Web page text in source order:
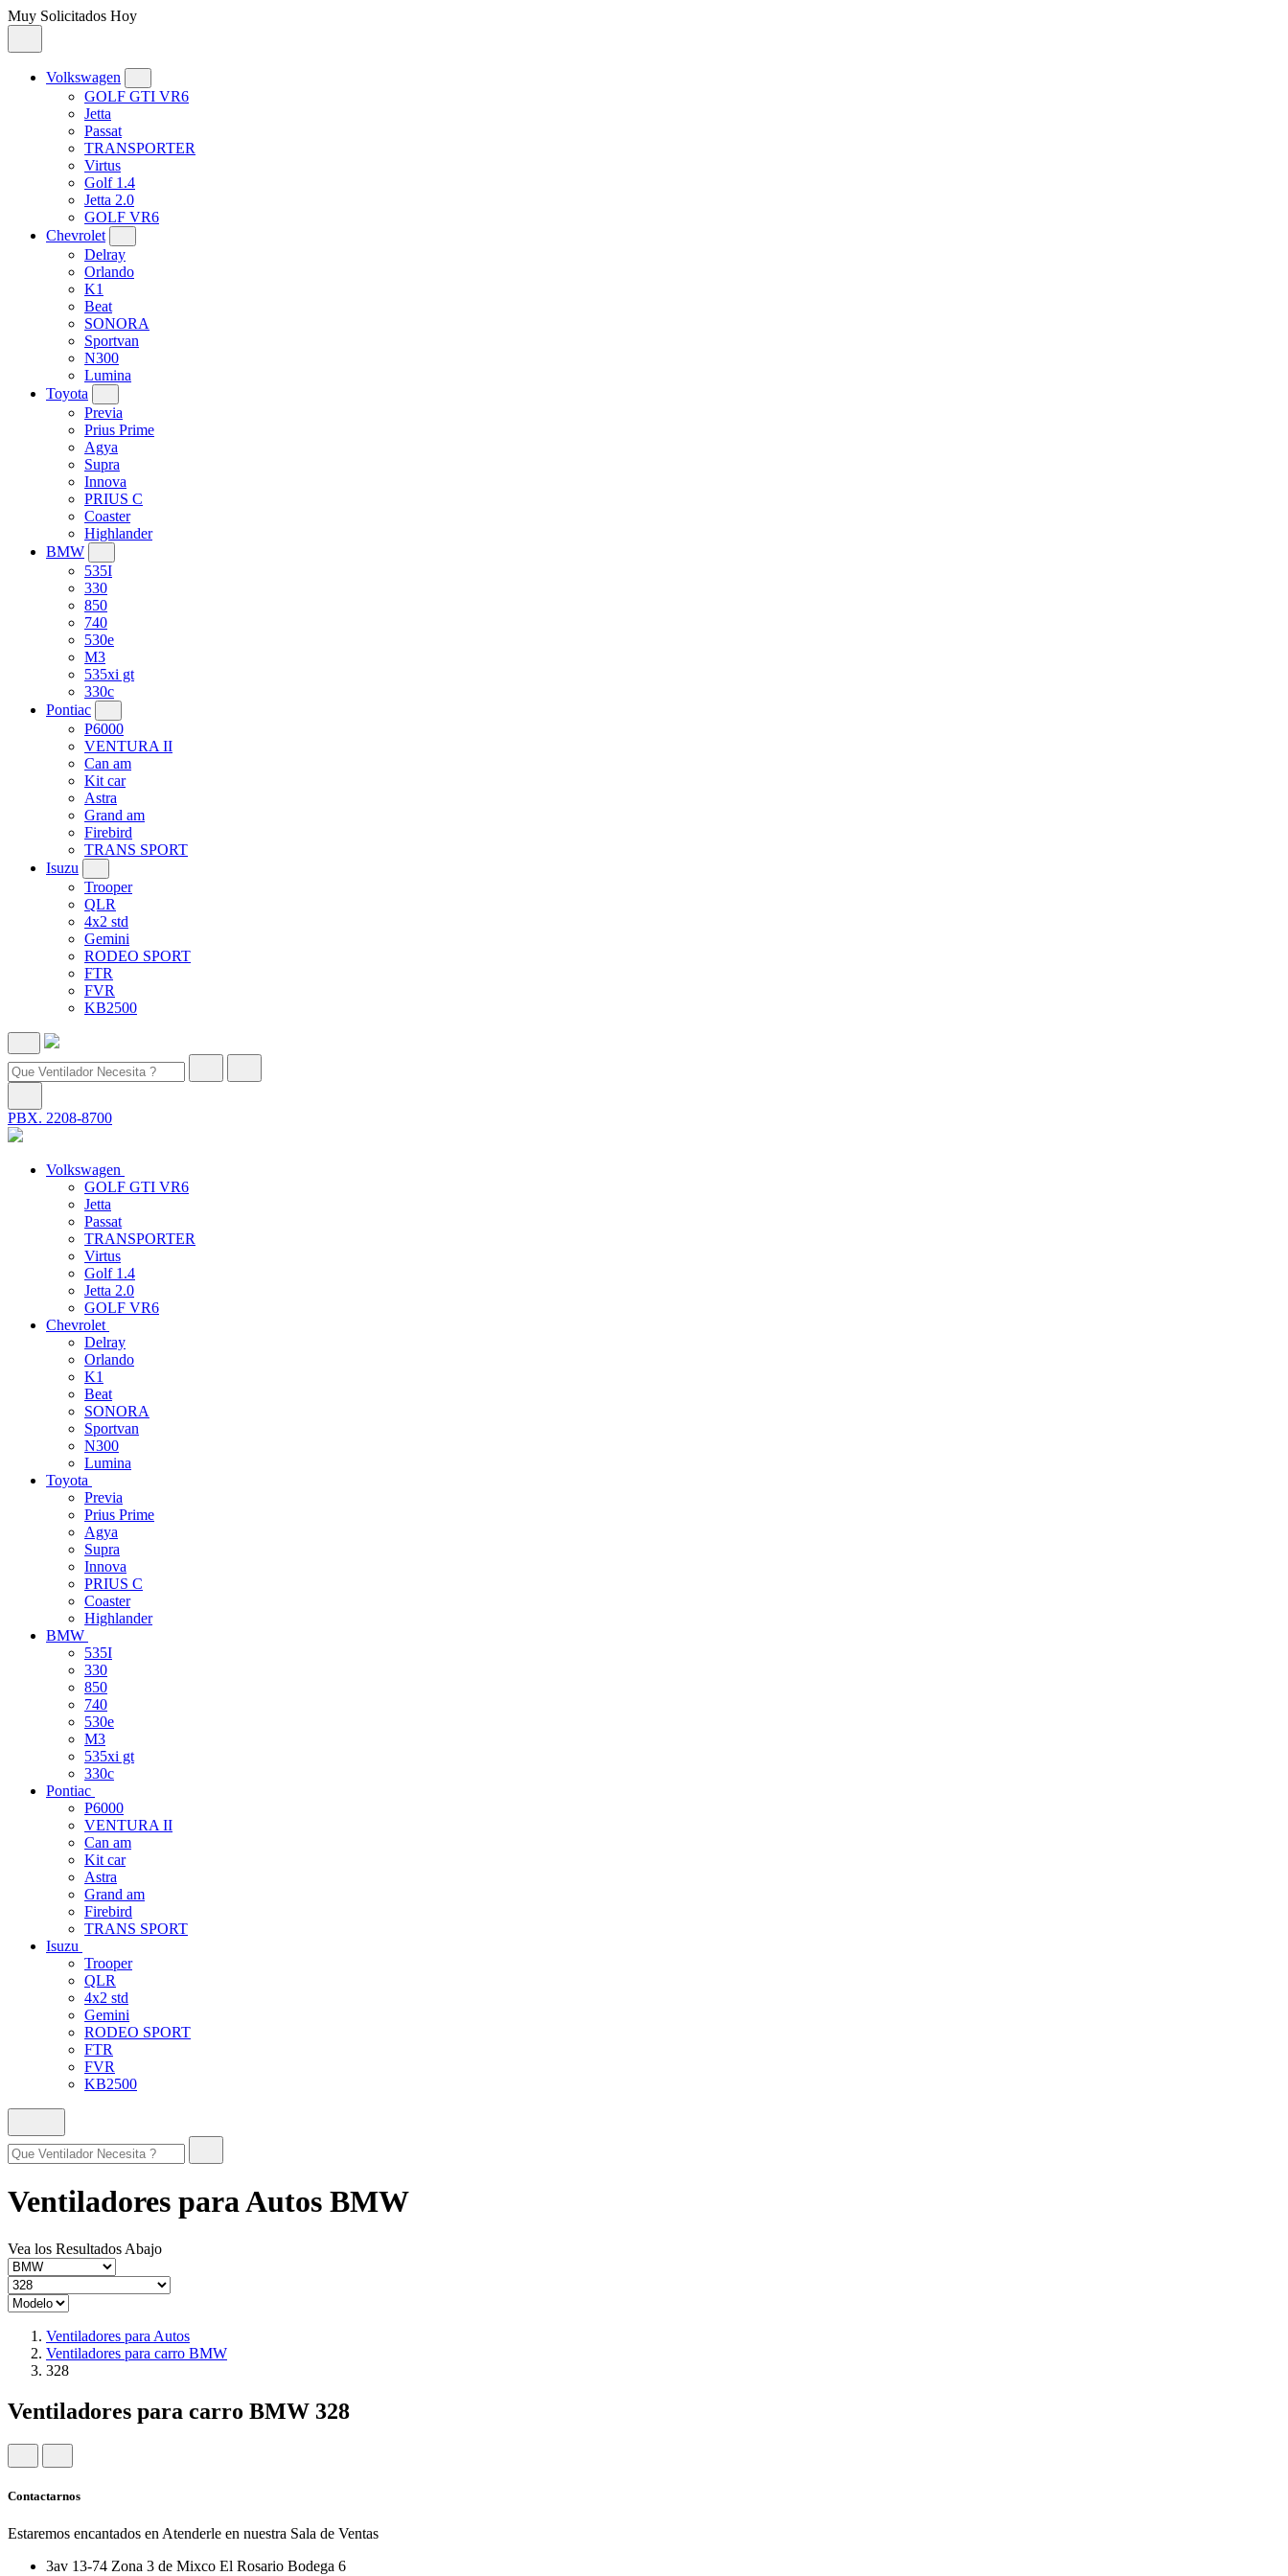
Muy Solicitados Hoy
Volkswagen
GOLF GTI VR6
Jetta
Passat
TRANSPORTER
Virtus
Golf 1.4
Jetta 2.0
GOLF VR6
Chevrolet
Delray
Orlando
K1
Beat
SONORA
Sportvan
N300
Lumina
Toyota
Previa
Prius Prime
Agya
Supra
Innova
PRIUS C
Coaster
Highlander
BMW
535I
330
850
740
530e
M3
535xi gt
330c
Pontiac
P6000
VENTURA II
Can am
Kit car
Astra
Grand am
Firebird
TRANS SPORT
Isuzu
Trooper
QLR
4x2 std
Gemini
RODEO SPORT
FTR
FVR
KB2500
PBX. 2208-8700
Volkswagen
GOLF GTI VR6
Jetta
Passat
TRANSPORTER
Virtus
Golf 1.4
Jetta 2.0
GOLF VR6
Chevrolet
Delray
Orlando
K1
Beat
SONORA
Sportvan
N300
Lumina
Toyota
Previa
Prius Prime
Agya
Supra
Innova
PRIUS C
Coaster
Highlander
BMW
535I
330
850
740
530e
M3
535xi gt
330c
Pontiac
P6000
VENTURA II
Can am
Kit car
Astra
Grand am
Firebird
TRANS SPORT
Isuzu
Trooper
QLR
4x2 std
Gemini
RODEO SPORT
FTR
FVR
KB2500
Ventiladores para Autos BMW
Vea los Resultados Abajo
Ventiladores para Autos
Ventiladores para carro BMW
328
Ventiladores para carro BMW 328
Contactarnos
Estaremos encantados en Atenderle en nuestra Sala de Ventas
3av 13-74 Zona 3 de Mixco El Rosario Bodega 6